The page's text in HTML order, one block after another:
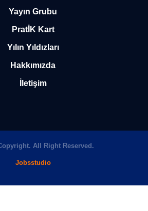
Yayın Grubu
PratİK Kart
Yılın Yıldızları
Hakkımızda
İletişim
All Right Reserved.
Jobsstudio